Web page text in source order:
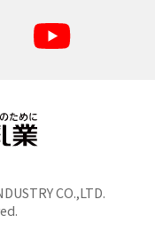
CO.,LTD.